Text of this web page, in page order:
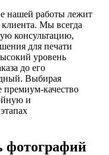
нашей работы лежит
Мы всегда
консультацию,
для печати
уровень
до его
Выбирая
премиум-качество
и
фотографий